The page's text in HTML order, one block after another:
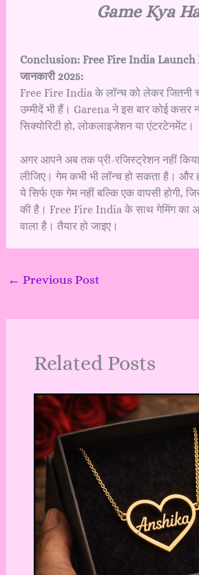
Game Kya
Conclusion: Free Fire India Launch
जानकारी 2025:
Free Fire India के लॉन्च को लेकर जितनी
उम्मीदें भी हैं। Garena ने इस बार कोई कसर
सिक्योरिटी हो, लोकलाइजेशन या एंटरटेनमेंट।
अगर आपने अब तक प्री-रजिस्ट्रेशन नहीं
लीजिए। गेम कभी भी लॉन्च हो सकता है। और
ये सिर्फ एक गेम नहीं बल्कि एक वापसी होगी,
की है। Free Fire India के साथ गेमिंग का
वाला है। तैयार हो जाइए।
← Previous Post
Related Posts